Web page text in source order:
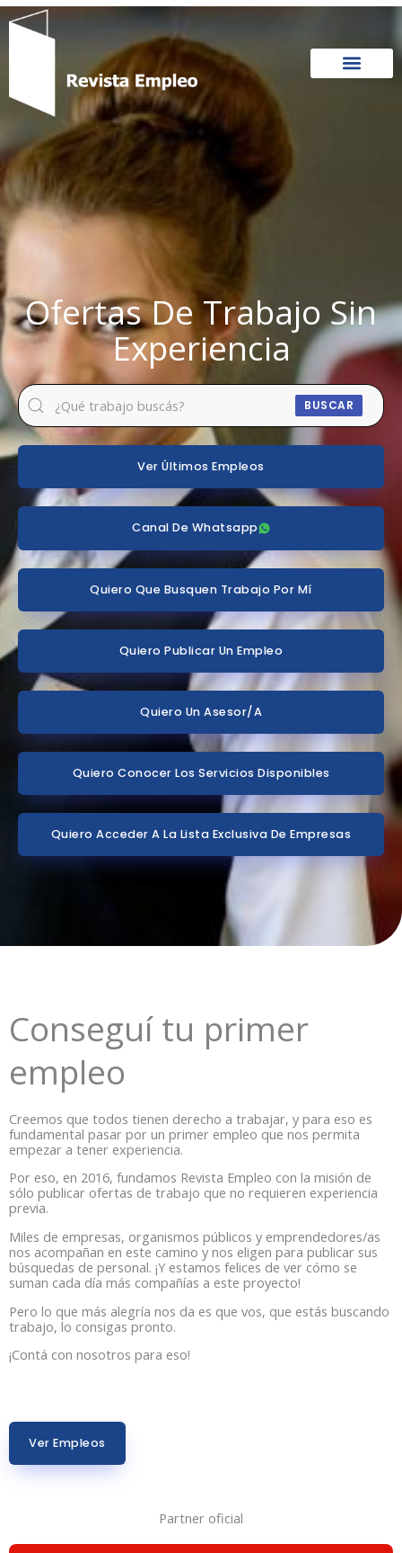
Ir
Ofertas De Trabajo Sin
Experiencia
BUSCAR
Ver Últimos Empleos
Canal De Whatsapp
Quiero Que Busquen Trabajo Por Mí
Quiero Publicar Un Empleo
Quiero Un Asesor/a
Quiero Conocer Los Servicios Disponibles
Quiero Acceder A La Lista Exclusiva De Empresas
Conseguí tu primer
empleo
Creemos que todos tienen derecho a trabajar, y para eso es
fundamental pasar por un primer empleo que nos permita
empezar a tener experiencia.
Por eso, en 2016, fundamos Revista Empleo con la misión de
sólo publicar ofertas de trabajo que no requieren experiencia
previa.
Miles de empresas, organismos públicos y emprendedores/as
nos acompañan en este camino y nos eligen para publicar sus
búsquedas de personal. ¡Y estamos felices de ver cómo se
suman cada día más compañías a este proyecto!
Pero lo que más alegría nos da es que vos, que estás buscando
trabajo, lo consigas pronto.
¡Contá con nosotros para eso!
Ver Empleos
Partner oficial